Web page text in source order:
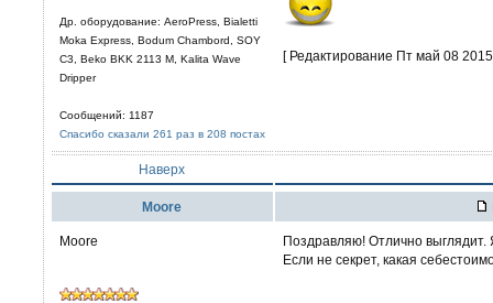
Др. оборудование: AeroPress, Bialetti
Moka Express, Bodum Chambord, SOY
C3, Beko BKK 2113 M, Kalita Wave
Dripper
Сообщений: 1187
Спасибо сказали 261 раз в 208 постах
[ Редактирование Пт май 08
Наверх
Moore
Moore
Поздравляю! Отлично выглядит.
Если не секрет, какая